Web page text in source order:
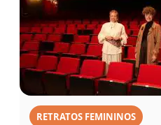
RETRATOS FEMININOS